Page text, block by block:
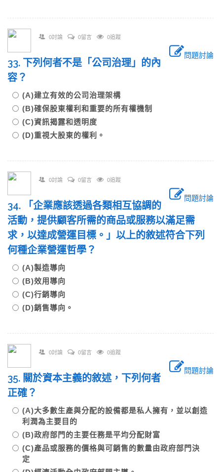
0討論 0留言 0追蹤
問題討論
33. 下列何者不是「公司治理」的內
容？
(A)建立有效的公司治理架構
(B)確保股東權利和重要的所有權機制
(C)資訊揭露和透明度
(D)重視大股東的權利。
0討論 0留言 0追蹤
問題討論
34. 「企業應該透過各類相互協調的
活動，提供顧客所需的商品或服務以滿足需
求，以達成營運目標。」以上的敘述符合下列
何種企業營運哲學？
(A)製造導向
(B)效用導向
(C)行銷導向
(D)銷售導向。
0討論 0留言 0追蹤
問題討論
35. 關於資本主義的敘述，下列何者
正確？
(A)大多數生產與分配的設備都是私人擁有，並以創造
利潤為主要目的
(B)政府部門的主要任務是平均分配財富
(C)產品或服務的價格與可銷售的數量由政府部門決
定